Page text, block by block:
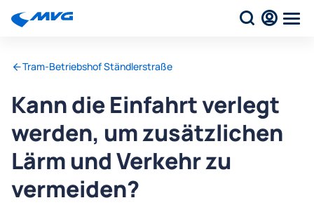
Tram-Betriebshof Ständlerstraße
Kann die Einfahrt verlegt
werden, um zusätzlichen
Lärm und Verkehr zu
vermeiden?